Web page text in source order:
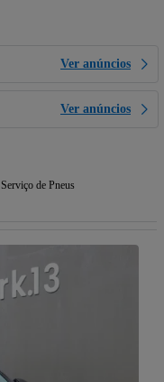
Ver anúncios
Ver anúncios
Serviço de Pneus